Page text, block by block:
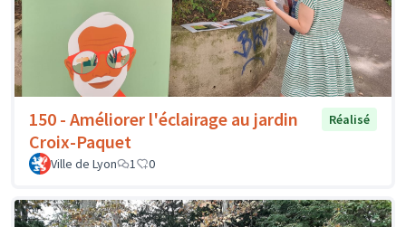
150 - Améliorer l'éclairage au jardin
Croix-Paquet
Réalisé
Ville de Lyon 1 0